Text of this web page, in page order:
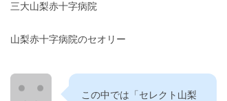
三大山梨赤十字病院
山梨赤十字病院のセオリー
この中では「セレクト山梨